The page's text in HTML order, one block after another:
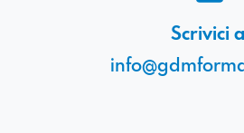
Scrivici al